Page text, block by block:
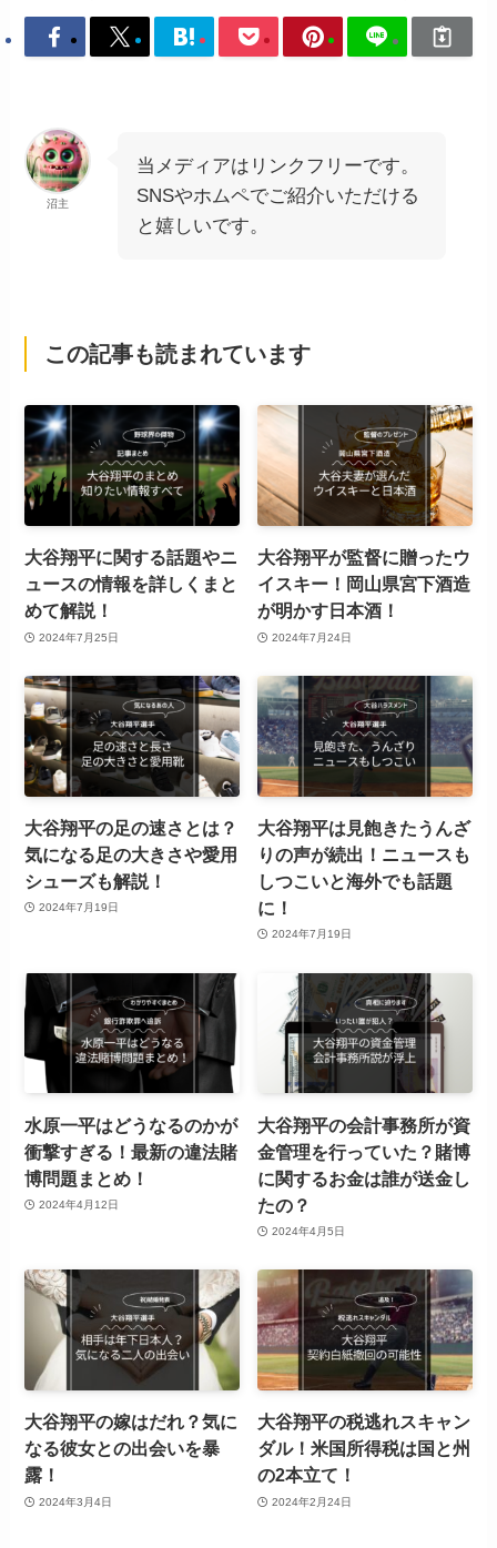
沼主
当メディアはリンクフリーです。
SNSやホムペでご紹介いただける
と嬉しいです。
この記事も読まれています
大谷翔平に関する話題やニ
ュースの情報を詳しくまと
めて解説！
2024年7月25日
大谷翔平が監督に贈ったウ
イスキー！岡山県宮下酒造
が明かす日本酒！
2024年7月24日
大谷翔平の足の速さとは？
気になる足の大きさや愛用
シューズも解説！
2024年7月19日
大谷翔平は見飽きたうんざ
りの声が続出！ニュースも
しつこいと海外でも話題
に！
2024年7月19日
水原一平はどうなるのかが
衝撃すぎる！最新の違法賭
博問題まとめ！
2024年4月12日
大谷翔平の会計事務所が資
金管理を行っていた？賭博
に関するお金は誰が送金し
たの？
2024年4月5日
大谷翔平の嫁はだれ？気に
なる彼女との出会いを暴
露！
2024年3月4日
大谷翔平の税逃れスキャン
ダル！米国所得税は国と州
の2本立て！
2024年2月24日